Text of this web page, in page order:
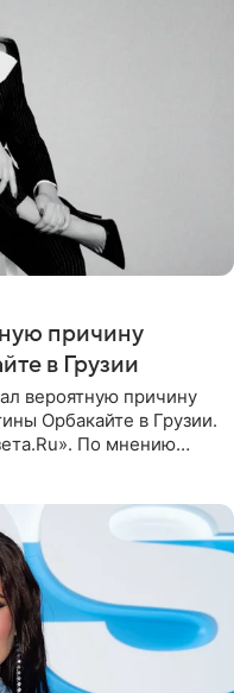
причину
в Грузии
вероятную причину
Орбакайте в Грузии.
По мнению